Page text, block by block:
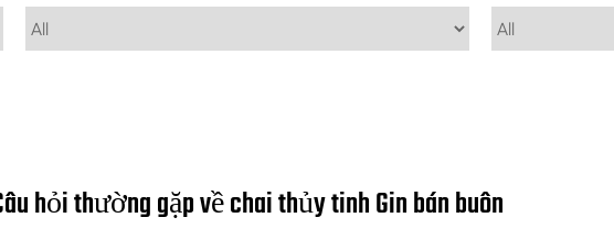
hỏi thường gặp về chai thủy tinh Gin bán buôn